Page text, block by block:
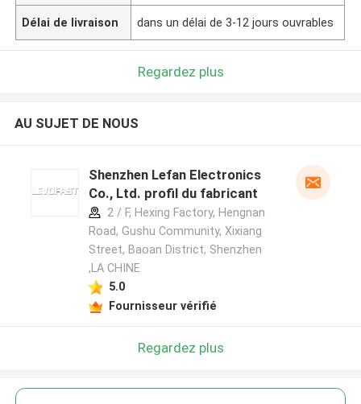
Délai de livraison dans un délai de 3-12 jours ouvrables
Regardez plus
AU SUJET DE NOUS
Shenzhen Lefan Electronics
Co., Ltd. profil du fabricant
2 / F, Hexing Factory, Hengnan
Road, Gushu Community, Xixiang
Street, Baoan District, Shenzhen
,LA CHINE
5.0
Fournisseur vérifié
Regardez plus